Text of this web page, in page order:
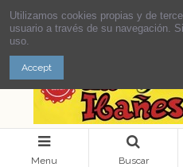
Menu Buscar
Utilizamos cookies propias y de
usuario a través de su navegación.
uso.
Accept